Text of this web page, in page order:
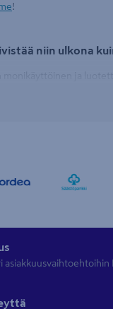
!
niin ulkona
K-Raudasta
materiaalit kaikissa
asiakkuusvaihtoehtoihin